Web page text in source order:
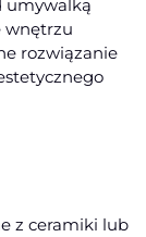
umywalką
wnętrzu
rozwiązanie
z ceramiki lub